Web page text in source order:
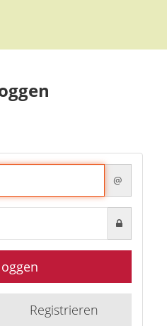
@
Registrieren